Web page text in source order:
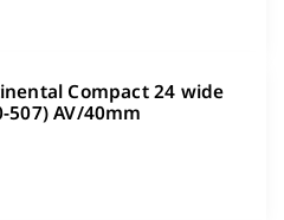
Compact 24 wide
507) AV/40mm